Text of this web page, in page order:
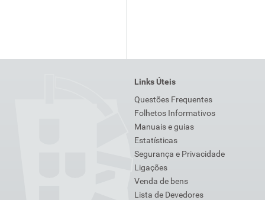
Links Úteis
Questões Frequentes
Folhetos Informativos
Manuais e guias
Estatísticas
Segurança e Privacidade
Ligações
Venda de bens
Lista de Devedores